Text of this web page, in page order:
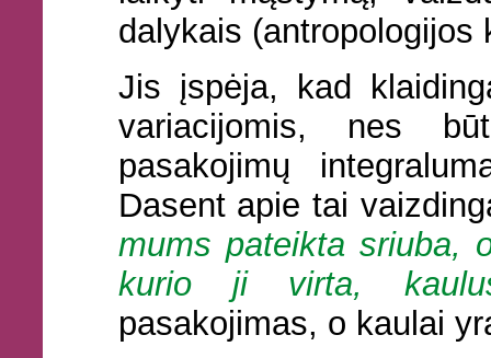
dalykais (antropologijos
Jis įspėja, kad
variacijomis, nes
pasakojimų
Dasent apie tai
mums pateikta sriuba,
kurio ji virta,
pasakojimas, o kaulai